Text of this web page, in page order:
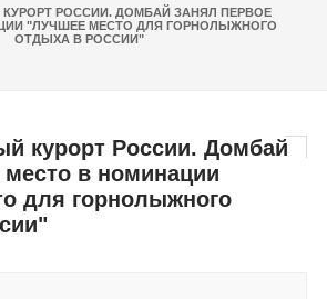
РОССИИ. ДОМБАЙ ЗАНЯЛ ПЕРВОЕ
"ЛУЧШЕЕ МЕСТО ДЛЯ ГОРНОЛЫЖНОГО
ОТДЫХА В РОССИИ"
курорт России. Домбай
место в номинации
для горнолыжного